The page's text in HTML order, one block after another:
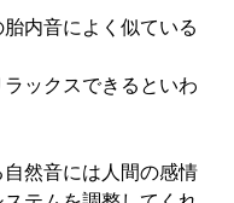
内音によく似ている
ックスできるといわ
然音には人間の感情